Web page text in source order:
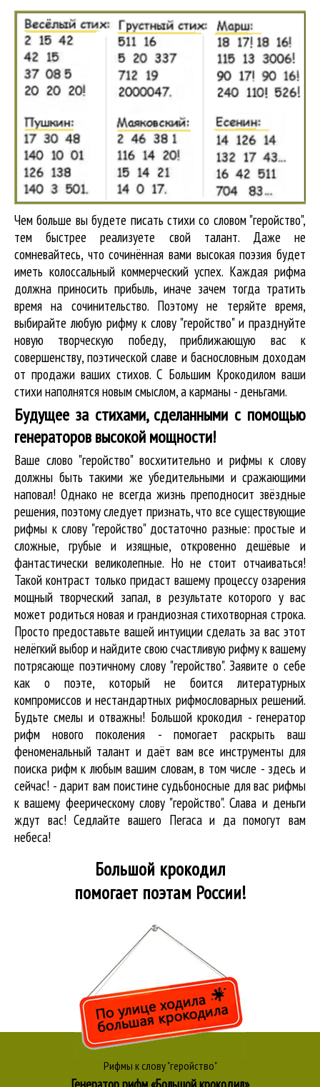
Чем больше вы будете писать стихи со словом "геройство",
тем быстрее реализуете свой талант. Даже не
сомневайтесь, что сочинённая вами высокая поэзия будет
иметь колоссальный коммерческий успех. Каждая рифма
должна приносить прибыль, иначе зачем тогда тратить
время на сочинительство. Поэтому не теряйте время,
выбирайте любую рифму к слову "геройство" и празднуйте
новую творческую победу, приближающую вас к
совершенству, поэтической славе и баснословным доходам
от продажи ваших стихов. С Большим Крокодилом ваши
стихи наполнятся новым смыслом, а карманы - деньгами.
Будущее за стихами, сделанными с помощью
генераторов высокой мощности!
Ваше слово "геройство" восхитительно и рифмы к слову
должны быть такими же убедительными и сражающими
наповал! Однако не всегда жизнь преподносит звёздные
решения, поэтому следует признать, что все существующие
рифмы к слову "геройство" достаточно разные: простые и
сложные, грубые и изящные, откровенно дешёвые и
фантастически великолепные. Но не стоит отчаиваться!
Такой контраст только придаст вашему процессу озарения
мощный творческий запал, в результате которого у вас
может родиться новая и грандиозная стихотворная строка.
Просто предоставьте вашей интуиции сделать за вас этот
нелёгкий выбор и найдите свою счастливую рифму к вашему
потрясающе поэтичному слову "геройство". Заявите о себе
как о поэте, который не боится литературных
компромиссов и нестандартных рифмословарных решений.
Будьте смелы и отважны! Большой крокодил - генератор
рифм нового поколения - помогает раскрыть ваш
феноменальный талант и даёт вам все инструменты для
поиска рифмк любым вашим словам, в том числе - здесь и
сейчас! - дарит вам поистине судьбоносные для вас рифмы
к вашему феерическому слову "геройство". Слава и деньги
ждут вас! Седлайте вашего Пегаса и да помогут вам
небеса!
Большой крокодил
помогает поэтам России!
Рифмы к слову "геройство"